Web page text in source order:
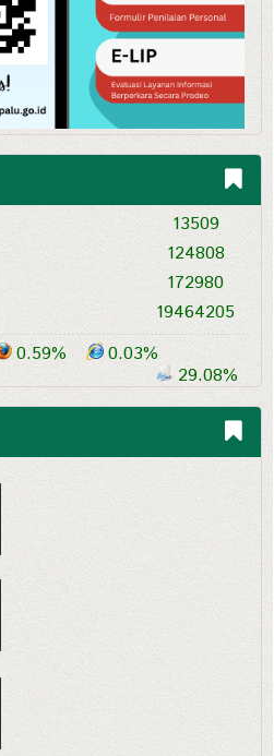
13509
124808
172980
19464205
0.59%
0.03%
29.08%